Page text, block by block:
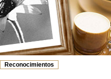
Reconocimientos